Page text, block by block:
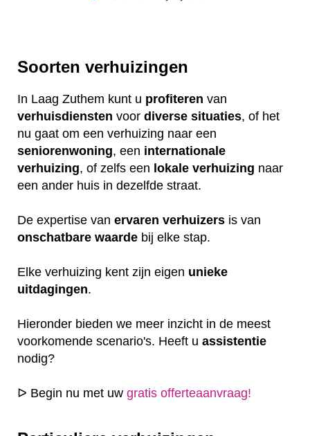
Soorten verhuizingen
In Laag Zuthem kunt u profiteren van
verhuisdiensten voor diverse situaties, of het
nu gaat om een verhuizing naar een
seniorenwoning, een internationale
verhuizing, of zelfs een lokale verhuizing naar
een ander huis in dezelfde straat.
De expertise van ervaren verhuizers is van
onschatbare waarde bij elke stap.
Elke verhuizing kent zijn eigen unieke
uitdagingen.
Hieronder bieden we meer inzicht in de meest
voorkomende scenario's. Heeft u assistentie
nodig?
ᐅ Begin nu met uw gratis offerteaanvraag!